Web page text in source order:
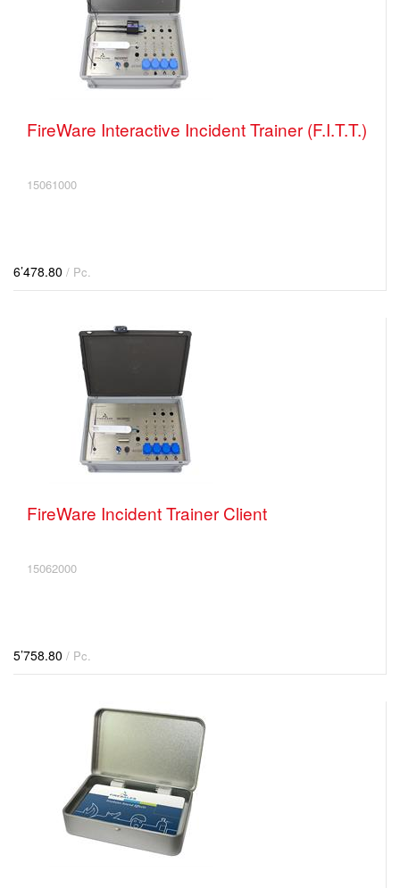
FireWare Interactive Incident Trainer (F.I.T.T.)
15061000
6’478.80 / Pc.
FireWare Incident Trainer Client
15062000
5’758.80 / Pc.